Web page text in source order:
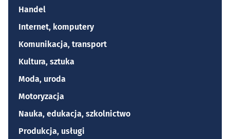
Handel
Internet, komputery
Komunikacja, transport
Kultura, sztuka
Moda, uroda
Motoryzacja
Nauka, edukacja, szkolnictwo
Produkcja, usługi